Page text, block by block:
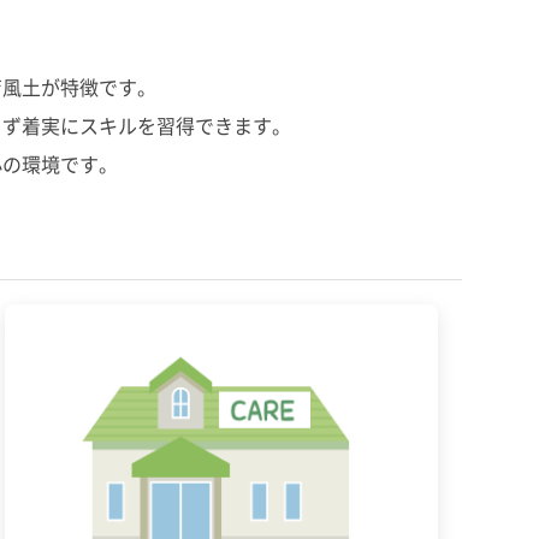
土が特徴です。
着実にスキルを習得できます。
環境です。